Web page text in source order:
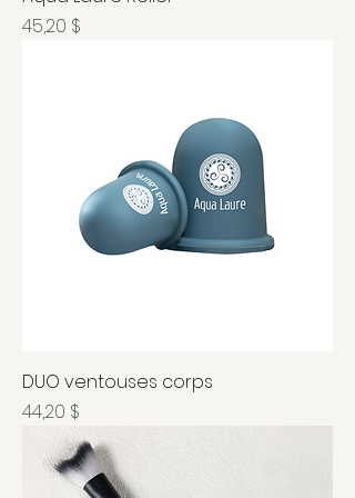
Prix
45,20 $
DUO ventouses corps
Prix
44,20 $